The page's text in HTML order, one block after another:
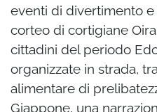
eventi di divertimento e
corteo di cortigiane
cittadini del periodo
organizzate in strada,
alimentare di
Giappone, una